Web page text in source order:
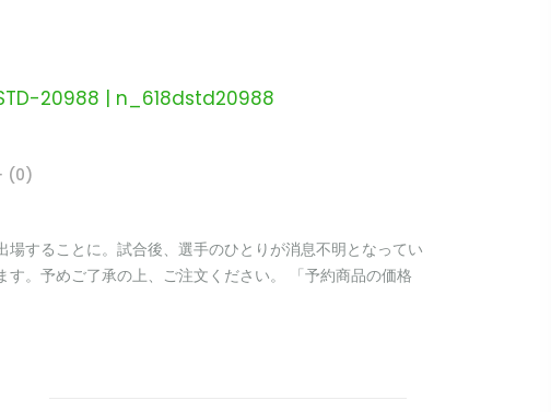
20988 | n_618dstd20988
(0)
することに。試合後、選手のひとりが消息不明となってい
。予めご了承の上、ご注文ください。 「予約商品の価格